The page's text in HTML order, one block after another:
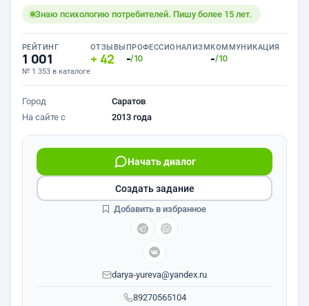
Знаю психологию потребителей. Пишу более 15 лет.
РЕЙТИНГ
1 001
№ 1 353 в каталоге
ОТЗЫВЫ
42
ПРОФЕССИОНАЛИЗМ
-/10
КОММУНИКАЦИЯ
-/10
Город
Саратов
На сайте с
2013 года
89270565104
Начать диалог
darya-yureva@yandex.ru
Создать задание
Добавить в избранное